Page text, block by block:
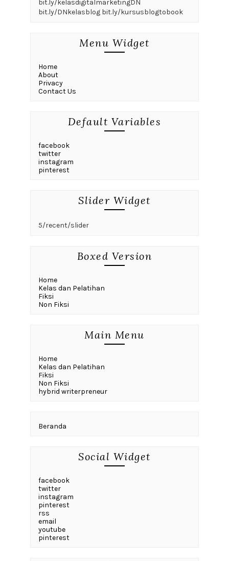
bit.ly/kelasdigitalmarketingDN
bit.ly/DNkelasblog bit.ly/kursusblogtobook
Menu Widget
Home
About
Privacy
Contact Us
Default Variables
facebook
twitter
instagram
pinterest
Slider Widget
5/recent/slider
Boxed Version
Home
Kelas dan Pelatihan
Fiksi
Non Fiksi
Main Menu
Home
Kelas dan Pelatihan
Fiksi
Non Fiksi
hybrid writerpreneur
Beranda
Social Widget
facebook
twitter
instagram
pinterest
rss
email
youtube
pinterest